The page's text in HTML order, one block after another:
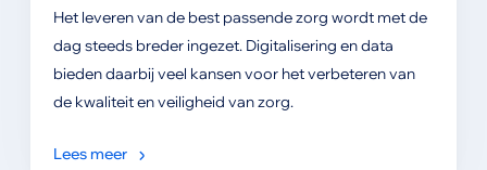
Het leveren van de best passende zorg wordt met de
dag steeds breder ingezet. Digitalisering en data
bieden daarbij veel kansen voor het verbeteren van
de kwaliteit en veiligheid van zorg.
Lees meer